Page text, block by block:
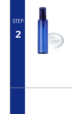
STEP
2